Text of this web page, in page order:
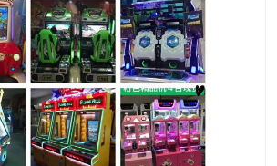
*机回收